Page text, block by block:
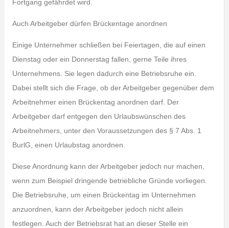
Fortgang gefährdet wird.
Auch Arbeitgeber dürfen Brückentage anordnen
Einige Unternehmer schließen bei Feiertagen, die auf einen
Dienstag oder ein Donnerstag fallen, gerne Teile ihres
Unternehmens. Sie legen dadurch eine Betriebsruhe ein.
Dabei stellt sich die Frage, ob der Arbeitgeber gegenüber dem
Arbeitnehmer einen Brückentag anordnen darf. Der
Arbeitgeber darf entgegen den Urlaubswünschen des
Arbeitnehmers, unter den Voraussetzungen des § 7 Abs. 1
BurlG, einen Urlaubstag anordnen.
Diese Anordnung kann der Arbeitgeber jedoch nur machen,
wenn zum Beispiel dringende betriebliche Gründe vorliegen.
Die Betriebsruhe, um einen Brückentag im Unternehmen
anzuordnen, kann der Arbeitgeber jedoch nicht allein
festlegen. Auch der Betriebsrat hat an dieser Stelle ein